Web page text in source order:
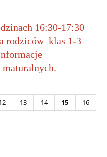
16:30-17:30
rodziców klas 1-3
maturalnych.
12 13 14 15
16